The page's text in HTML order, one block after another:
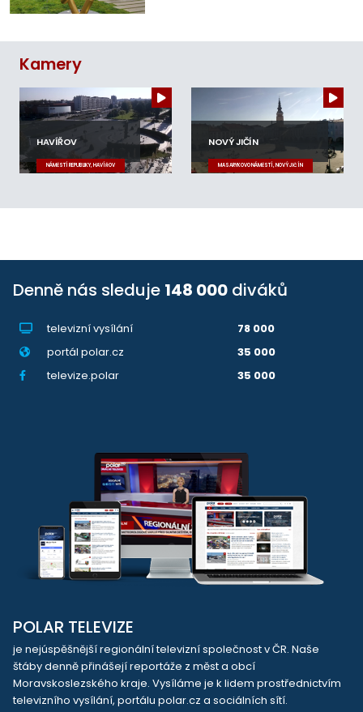
Kamery
HAVÍŘOV
NÁMĚSTÍ REPUBLIKY, HAVÍŘOV
NOVÝ JIČÍN
MASARYKOVO NÁMĚSTÍ, NOVÝ JIČÍN
Denně nás sleduje 148 000 diváků
televizní vysílání
78 000
portál polar.cz
35 000
televize.polar
35 000
POLAR TELEVIZE
je nejúspěšnější regionální televizní společnost v ČR. Naše
štáby denně přinášejí reportáže z měst a obcí
Moravskoslezského kraje. Vysíláme je k lidem prostřednictvím
televizního vysílání, portálu polar.cz a sociálních sítí.